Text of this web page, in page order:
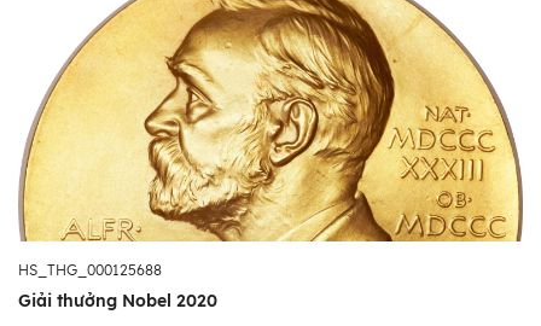
HS_THG_000125688
Giải thưởng Nobel 2020